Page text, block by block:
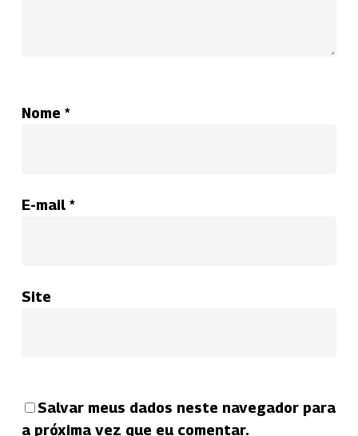
Nome *
E-mail *
Site
Salvar meus dados neste navegador para
a próxima vez que eu comentar.